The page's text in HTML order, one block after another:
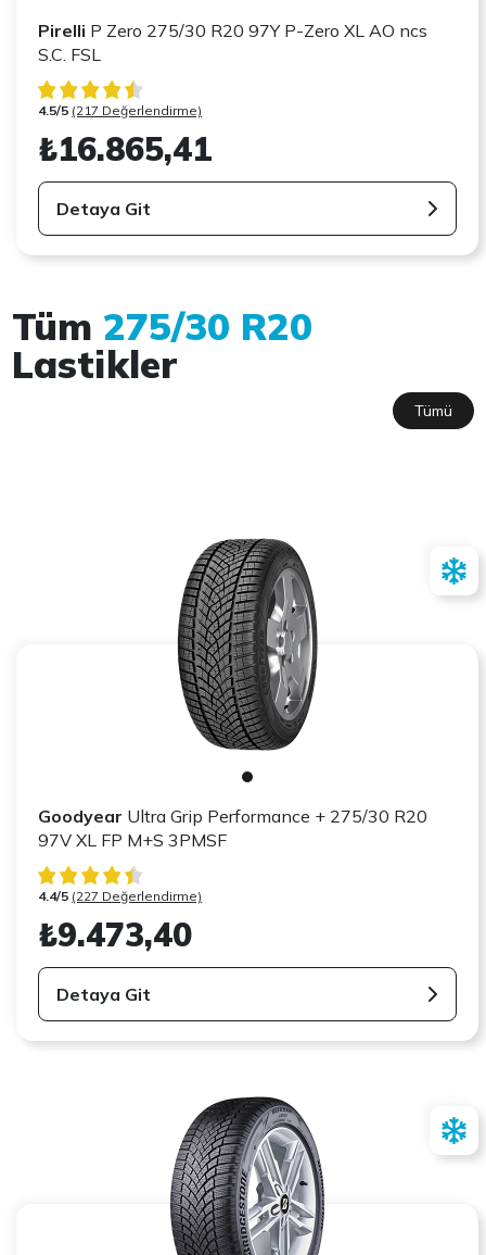
Pirelli P Zero 275/30 R20 97Y P-Zero XL AO ncs
S.C. FSL
4.5/5 (217 Değerlendirme)
₺16.865,41
Detaya Git
Tüm 275/30 R20
Lastikler
Tümü
Goodyear Ultra Grip Performance + 275/30 R20
97V XL FP M+S 3PMSF
4.4/5 (227 Değerlendirme)
₺9.473,40
Detaya Git